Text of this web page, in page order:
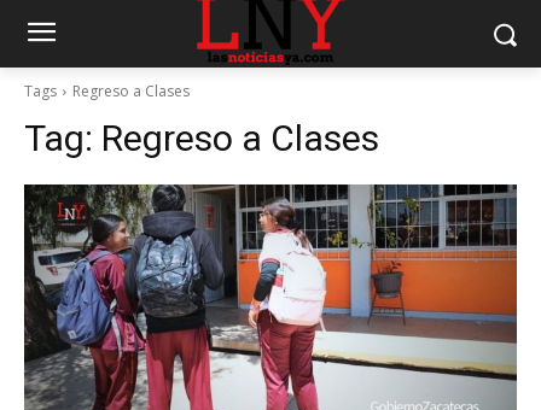
Tags Regreso a Clases
Tag: Regreso a Clases